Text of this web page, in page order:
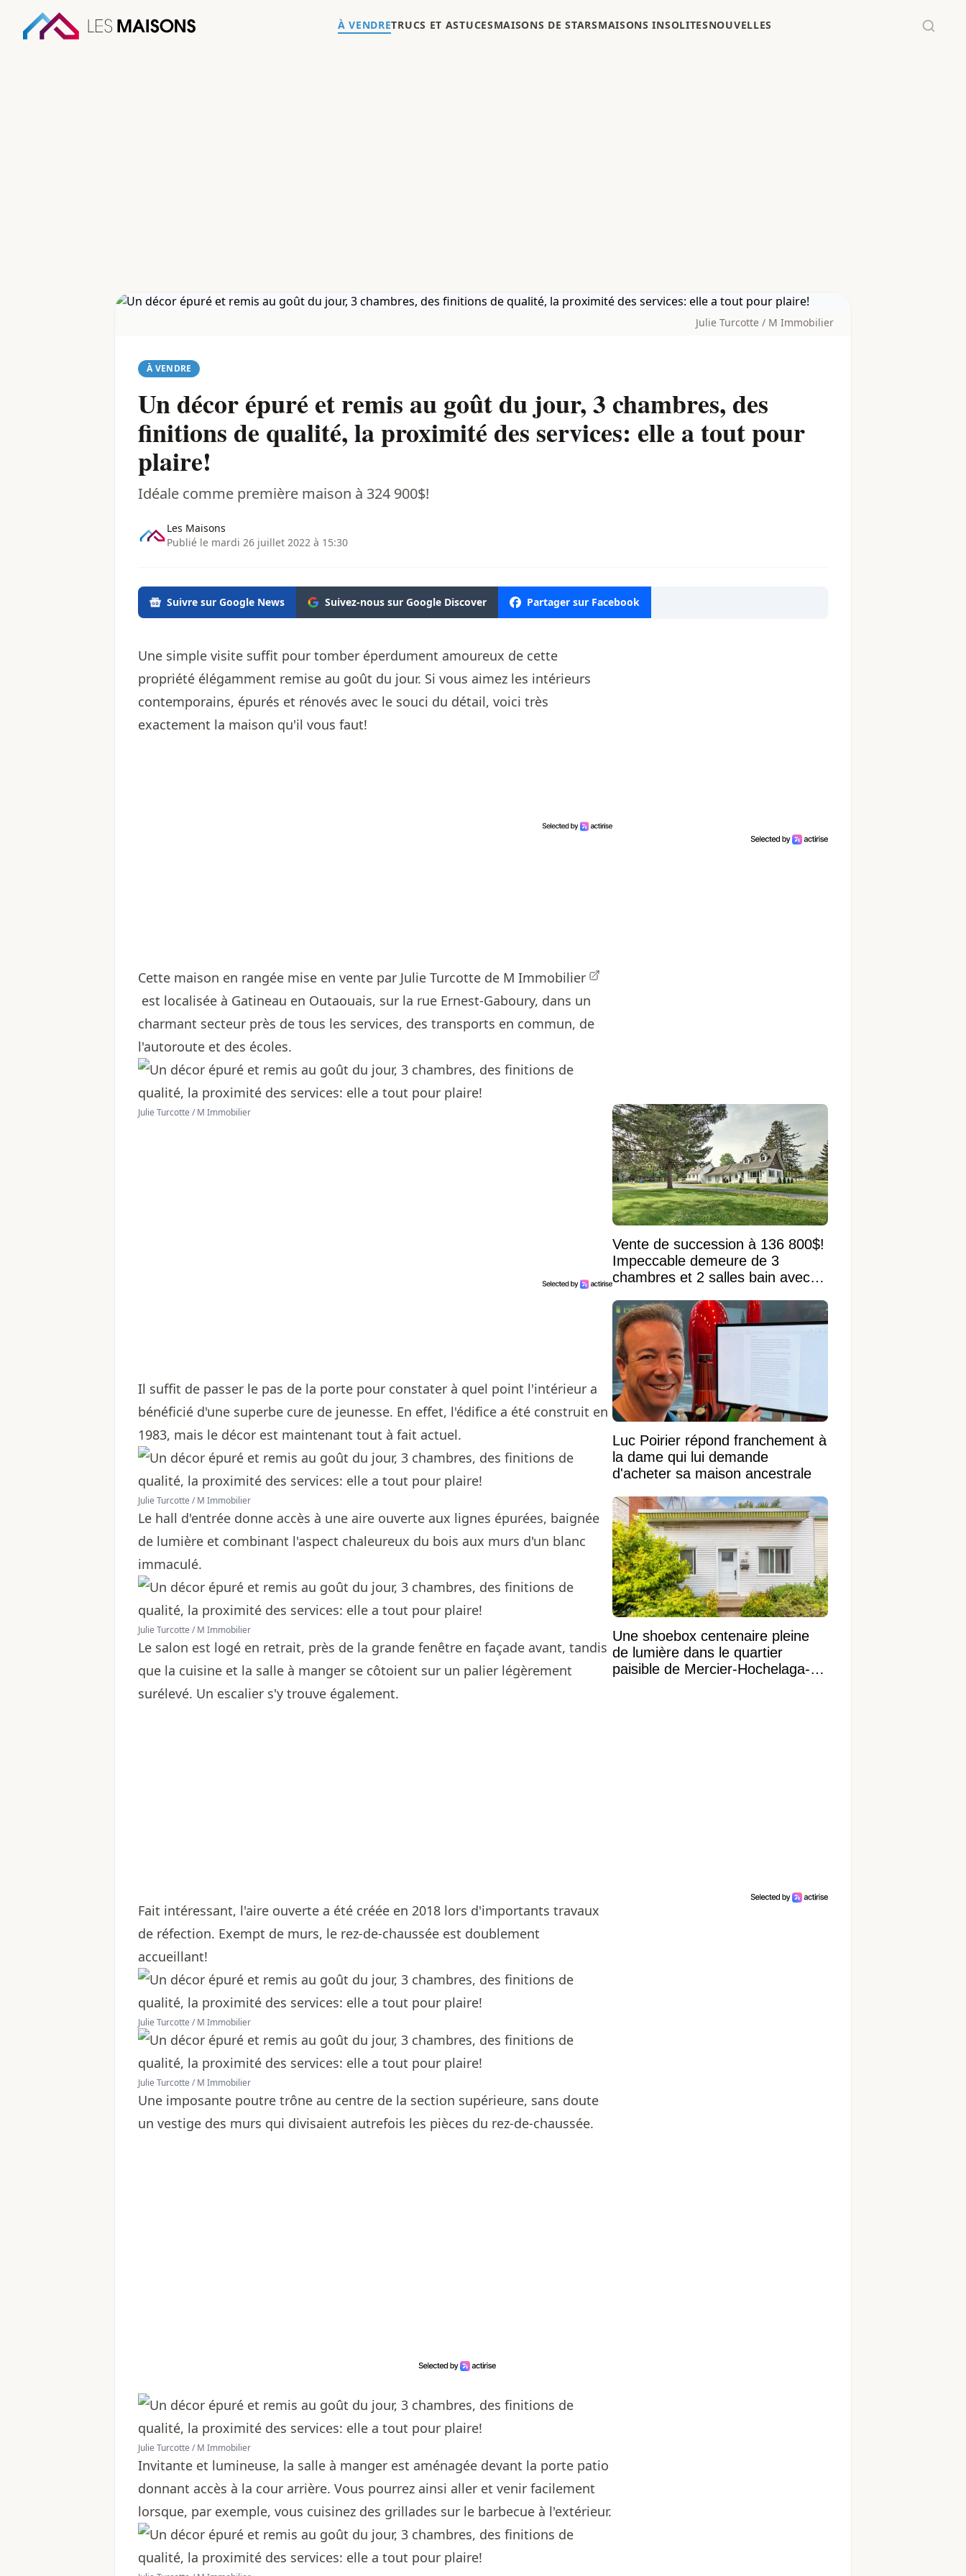
À VENDRETRUCS ET ASTUCESMAISONS DE STARSMAISONS INSOLITESNOUVELLES
Julie Turcotte / M Immobilier
À VENDRE
Un décor épuré et remis au goût du jour, 3 chambres, des
finitions de qualité, la proximité des services: elle a tout pour
plaire!
Idéale comme première maison à 324 900$!
Les Maisons
Publié le mardi 26 juillet 2022 à 15:30
Suivre sur Google News Suivez-nous sur Google Discover Partager sur Facebook
Une simple visite suffit pour tomber éperdument amoureux de cette
propriété élégamment remise au goût du jour. Si vous aimez les intérieurs
contemporains, épurés et rénovés avec le souci du détail, voici très
exactement la maison qu'il vous faut!
Cette maison en rangée mise en vente par Julie Turcotte de M Immobilier
est localisée à Gatineau en Outaouais, sur la rue Ernest-Gaboury, dans un
charmant secteur près de tous les services, des transports en commun, de
l'autoroute et des écoles.
Julie Turcotte / M Immobilier
Il suffit de passer le pas de la porte pour constater à quel point l'intérieur a
bénéficié d'une superbe cure de jeunesse. En effet, l'édifice a été construit en
1983, mais le décor est maintenant tout à fait actuel.
Julie Turcotte / M Immobilier
Le hall d'entrée donne accès à une aire ouverte aux lignes épurées, baignée
de lumière et combinant l'aspect chaleureux du bois aux murs d'un blanc
immaculé.
Julie Turcotte / M Immobilier
Le salon est logé en retrait, près de la grande fenêtre en façade avant, tandis
que la cuisine et la salle à manger se côtoient sur un palier légèrement
surélevé. Un escalier s'y trouve également.
Fait intéressant, l'aire ouverte a été créée en 2018 lors d'importants travaux
de réfection. Exempt de murs, le rez-de-chaussée est doublement
accueillant!
Julie Turcotte / M Immobilier
Julie Turcotte / M Immobilier
Une imposante poutre trône au centre de la section supérieure, sans doute
un vestige des murs qui divisaient autrefois les pièces du rez-de-chaussée.
Julie Turcotte / M Immobilier
Invitante et lumineuse, la salle à manger est aménagée devant la porte patio
donnant accès à la cour arrière. Vous pourrez ainsi aller et venir facilement
lorsque, par exemple, vous cuisinez des grillades sur le barbecue à l'extérieur.
Vente de succession à 136 800$!
Impeccable demeure de 3
chambres et 2 salles bain avec
Luc Poirier répond franchement à
la dame qui lui demande
d'acheter sa maison ancestrale
Une shoebox centenaire pleine
de lumière dans le quartier
paisible de Mercier-Hochelaga-